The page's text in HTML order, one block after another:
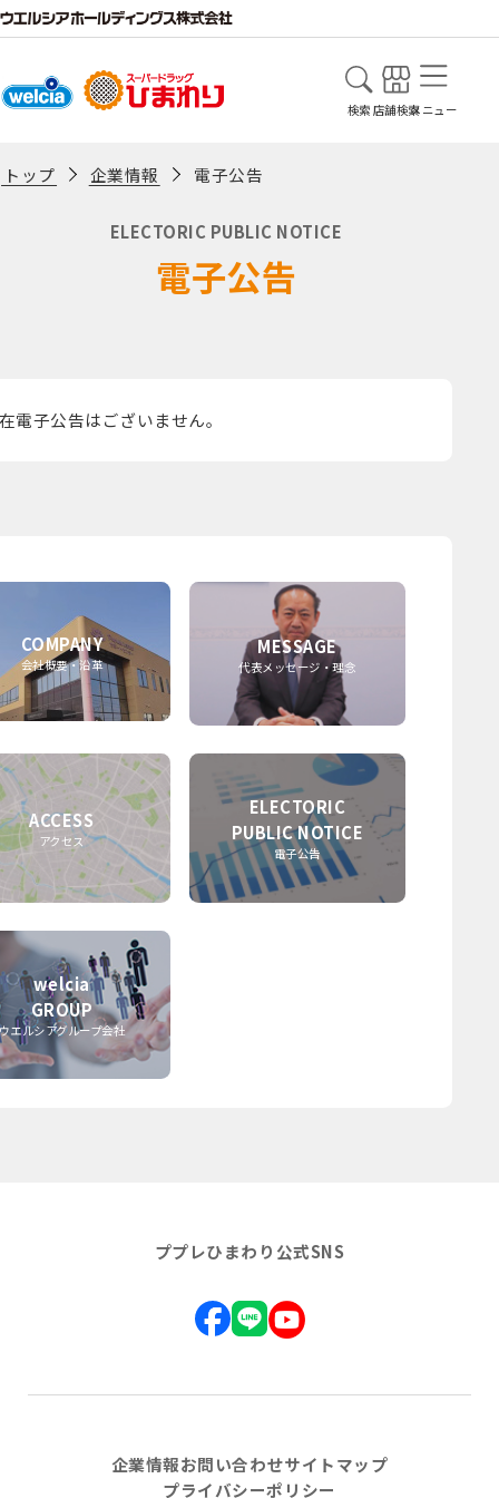
検索 店舗検索メニュー
トップ 企業情報 電子公告
ELECTORIC PUBLIC NOTICE
電子公告
電子公告はございません。
COMPANY
会社概要・沿革
MESSAGE
代表メッセージ・理念
ACCESS
アクセス
ELECTORIC
PUBLIC NOTICE
電子公告
welcia
GROUP
エルシアグループ会社
ププレひまわり公式SNS
企業情報お問い合わせサイトマップ
プライバシーポリシー